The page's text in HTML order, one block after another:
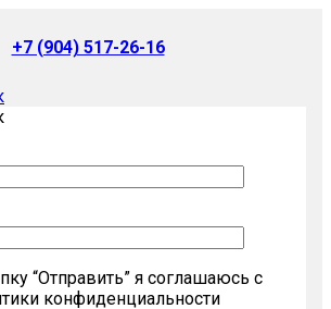
+7 (904) 517-26-16
“Отправить” я соглашаюсь с
конфиденциальности